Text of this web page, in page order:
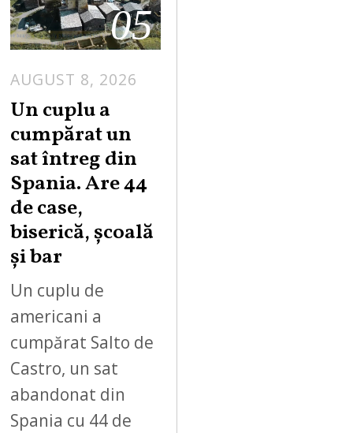
05
AUGUST 8, 2026
Un cuplu a
cumpărat un
sat întreg din
Spania. Are 44
de case,
biserică, școală
și bar
Un cuplu de
americani a
cumpărat Salto de
Castro, un sat
abandonat din
Spania cu 44 de